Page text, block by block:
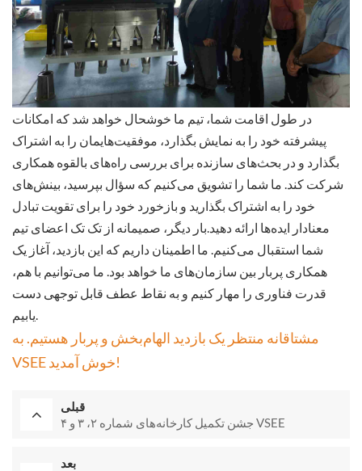
در طول اقامت شما، تیم ما خوشحال خواهد شد که امکانات
پیشرفته خود را به نمایش بگذارد، موفقیت‌هایمان را به اشتراک
بگذارد و در بحث‌های سازنده برای بررسی راه‌های بالقوه همکاری
شرکت کند. ما شما را تشویق می‌کنیم که سؤال بپرسید، بینش‌های
خود را به اشتراک بگذارید و بازخورد خود را برای تقویت تبادل
معنادار ایده‌ها ارائه دهید.بار دیگر، صمیمانه از تک تک اعضای تیم
شما استقبال می‌کنیم. ما اطمینان داریم که این بازدید، آغاز یک
همکاری پربار بین سازمان‌های ما خواهد بود. ما می‌توانیم با هم،
قدرت فناوری را مهار کنیم و به نقاط عطف قابل توجهی دست
یابیم.
مشتاقانه منتظر یک بازدید الهام‌بخش و پربار هستیم. به
VSEE خوش آمدید!
قبلی
جشن تکمیل کارخانه‌های شماره ۲، ۳ و ۴ VSEE
بعد